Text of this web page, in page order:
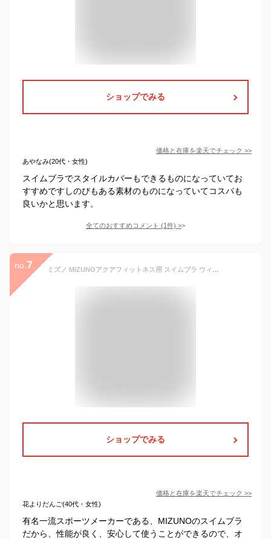
ショップでみる
価格と在庫を楽天でチェック >>
あやなみ(20代・女性)
スイムブラでスタイルカバーもできるものになっていてお
すすめですしのびもある素材のものになっていてコスパも
良いかと思います。
全てのおすすめコメント (1件) >
no. 7 ミズノ MIZUNOアクアフィットネス用 スイムブラ ウィメンズスイム フィットネス水着(N2JAB331)
ショップでみる
価格と在庫を楽天でチェック >>
花よりだんご(40代・女性)
有名一流スポーツメーカーである、MIZUNOのスイムブラ
だから、性能が良く、安心して使うことができるので、オ